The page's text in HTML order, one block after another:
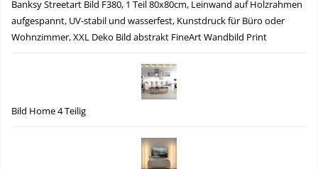
Banksy Streetart Bild F380, 1 Teil 80x80cm, Leinwand auf Holzrahmen
aufgespannt, UV-stabil und wasserfest, Kunstdruck für Büro oder
Wohnzimmer, XXL Deko Bild abstrakt FineArt Wandbild Print
Bild Home 4 Teilig